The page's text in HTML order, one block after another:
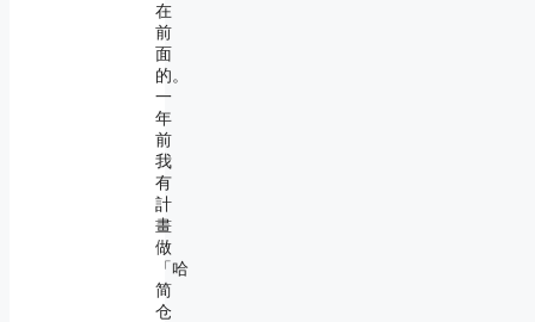
在
前
面
的。
一
年
前
我
有
計
畫
做
「哈
简
仓